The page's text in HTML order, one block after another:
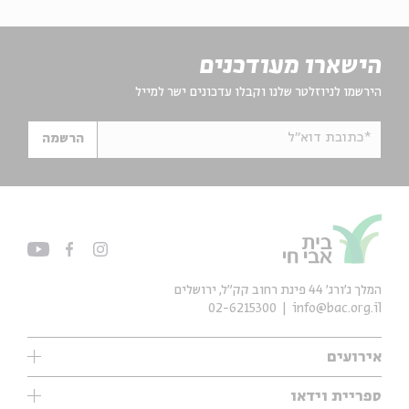
הישארו מעודכנים
הירשמו לניוזלטר שלנו וקבלו עדכונים ישר למייל
*כתובת דוא"ל הרשמה
אירועים
עיון
אנגלית
ספריית וידאו
המלך ג'ורג' 44 פינת רחוב קק״ל, ירושלים
info@bac.org.il
02-6215300